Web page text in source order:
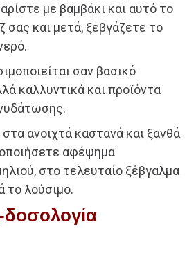
με βαμβάκι και αυτό το
σας και μετά, ξεβγάζετε το
σαν βασικό
καλλυντικά και προϊόντα
στα ανοιχτά καστανά και ξανθά
αφέψημα
στο τελευταίο ξέβγαλμα
το λούσιμο.